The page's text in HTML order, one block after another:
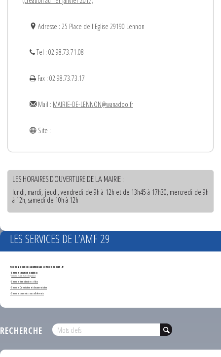
Adresse : 25 Place de l'Eglise 29190 Lennon
Tel : 02.98.73.71.08
Fax : 02.98.73.73.17
Mail : MAIRIE-DE-LENNON@wanadoo.fr
Site :
LES HORAIRES D'OUVERTURE DE LA MAIRIE :
lundi, mardi, jeudi, vendredi de 9h à 12h et de 13h45 à 17h30, mercredi de 9h
à 12h, samedi de 10h à 12h
LES SERVICES DE L’AMF 29
Accédez en un clic aux principaux services de l'AMF 29 :
- Services marchés publics :
*Annonces de marchés publics
-Service formation des élus
- Service Orientation et documentation
- Services ouverts aux adhérents
RECHERCHE